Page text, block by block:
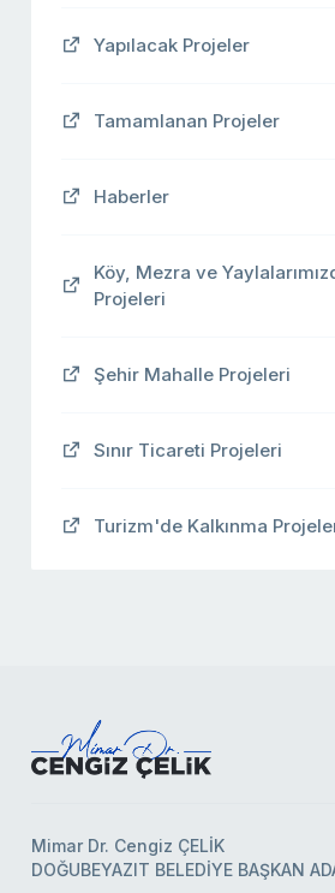
Yapılacak Projeler
Tamamlanan Projeler
Haberler
Köy, Mezra ve
Projeleri
Şehir Mahalle Projeleri
Sınır Ticareti Projeleri
Turizm'de Kalkınma
Mimar Dr. Cengiz ÇELİK
DOĞUBEYAZIT BELEDİYE BAŞKAN